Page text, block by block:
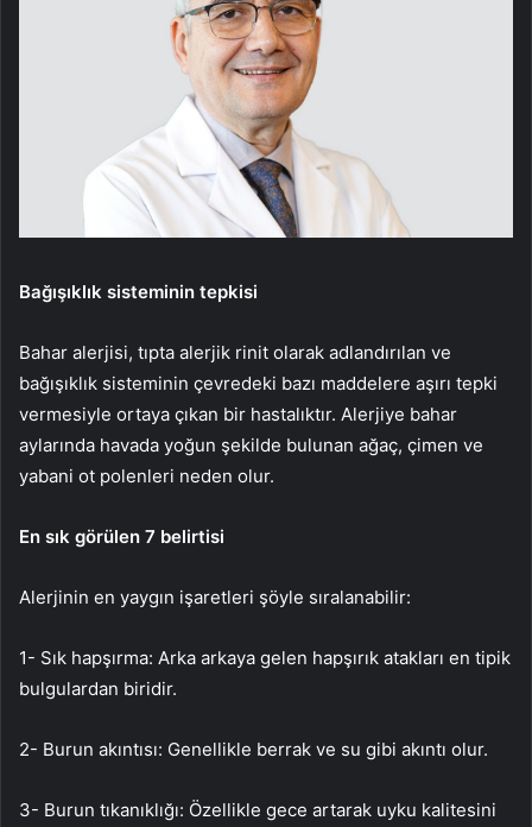
Bağışıklık sisteminin tepkisi
Bahar alerjisi, tıpta alerjik rinit olarak adlandırılan ve
bağışıklık sisteminin çevredeki bazı maddelere aşırı tepki
vermesiyle ortaya çıkan bir hastalıktır. Alerjiye bahar
aylarında havada yoğun şekilde bulunan ağaç, çimen ve
yabani ot polenleri neden olur.
En sık görülen 7 belirtisi
Alerjinin en yaygın işaretleri şöyle sıralanabilir:
1- Sık hapşırma: Arka arkaya gelen hapşırık atakları en tipik
bulgulardan biridir.
2- Burun akıntısı: Genellikle berrak ve su gibi akıntı olur.
3- Burun tıkanıklığı: Özellikle gece artarak uyku kalitesini